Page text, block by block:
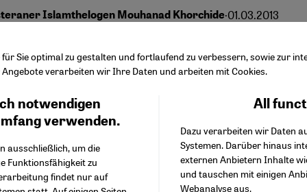
Islamthelogen Mouhanad Khorchide·01.03.2013
die Seele des Islam
Leiter des Zentrums für
Sie optimal zu gestalten und fortlaufend zu verbessern, sowie zur
verarbeiten wir Ihre Daten und arbeiten mit Cookies.
notwendigen
verwenden.
ausschließlich, um die
Funktionsfähigkeit zu
findet nur auf
All
Dazu verarbeiten wir Daten
Systemen. Darüber hinaus
externen Anbietern Inhalte
und tauschen mit einigen
Webanalyse aus.
Facebook Embed /
Twitter Embed
Instagram Embed
Youtube Embed
Google Maps Embed